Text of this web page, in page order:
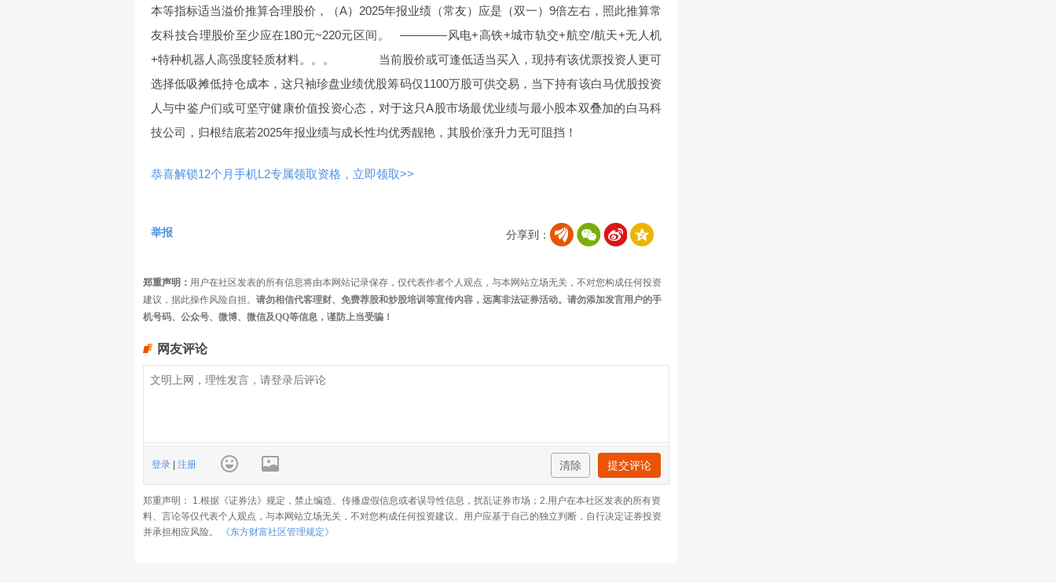
本等指标适当溢价推算合理股价，（A）2025年报业绩（常友）应是（双一）9倍左右，照此推算常
友科技合理股价至少应在180元~220元区间。 ————风电+高铁+城市轨交+航空/航天+无人机
+特种机器人高强度轻质材料。。。 当前股价或可逢低适当买入，现持有该优票投资人更可
选择低吸摊低持仓成本，这只袖珍盘业绩优股筹码仅1100万股可供交易，当下持有该白马优股投资
人与中鉴户们或可坚守健康价值投资心态，对于这只A股市场最优业绩与最小股本双叠加的白马科
技公司，归根结底若2025年报业绩与成长性均优秀靓艳，其股价涨升力无可阻挡！
恭喜解锁12个月手机L2专属领取资格，立即领取>>
分享到：
举报
郑重声明： 用户在社区发表的所有信息将由本网站记录保存，仅代表作者个人观点，与本网站立场无关，不对您构成任何投资
建议，据此操作风险自担。 请勿相信代客理财、免费荐股和炒股培训等宣传内容，远离非法证券活动。请勿添加发言用户的手
机号码、公众号、微博、微信及QQ等信息，谨防上当受骗！
网友评论
登录 注册 清除 提交评论
郑重声明： 1.根据《证券法》规定，禁止编造、传播虚假信息或者误导性信息，扰乱证券市场；2.用户在本社区发表的所有资
料、言论等仅代表个人观点，与本网站立场无关，不对您构成任何投资建议。用户应基于自己的独立判断，自行决定证券投资
并承担相应风险。
《东方财富社区管理规定》